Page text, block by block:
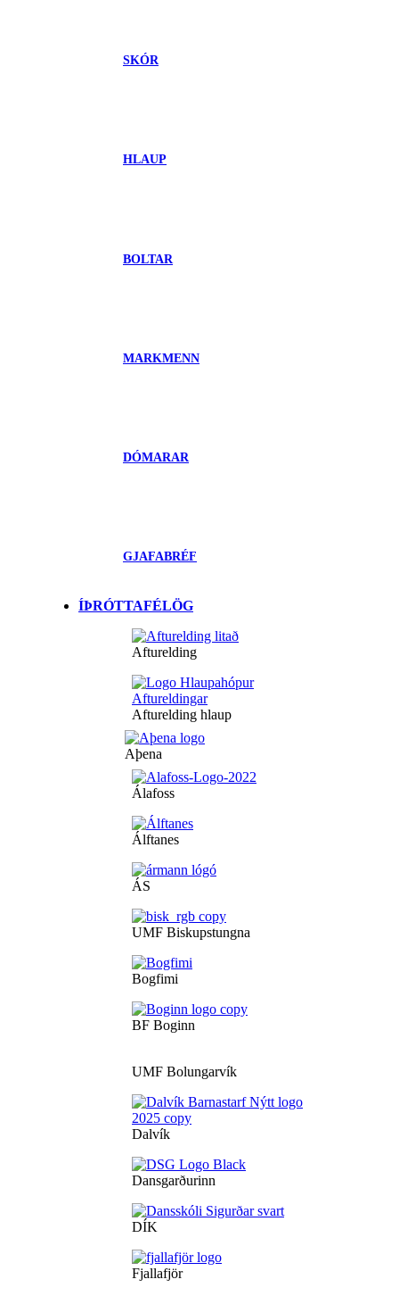
SKÓR
HLAUP
BOLTAR
MARKMENN
DÓMARAR
GJAFABRÉF
ÍÞRÓTTAFÉLÖG
Afturelding
Afturelding hlaup
Aþena
Álafoss
Álftanes
ÁS
UMF Biskupstungna
Bogfimi
BF Boginn
UMF Bolungarvík
Dalvík
Dansgarðurinn
DÍK
Fjallafjör